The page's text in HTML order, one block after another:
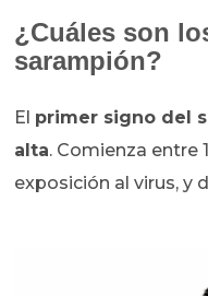
¿Cuáles son
sarampión?
El primer signo del
alta. Comienza entre
exposición al virus, y